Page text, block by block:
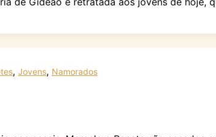
, Jovens, Namorados